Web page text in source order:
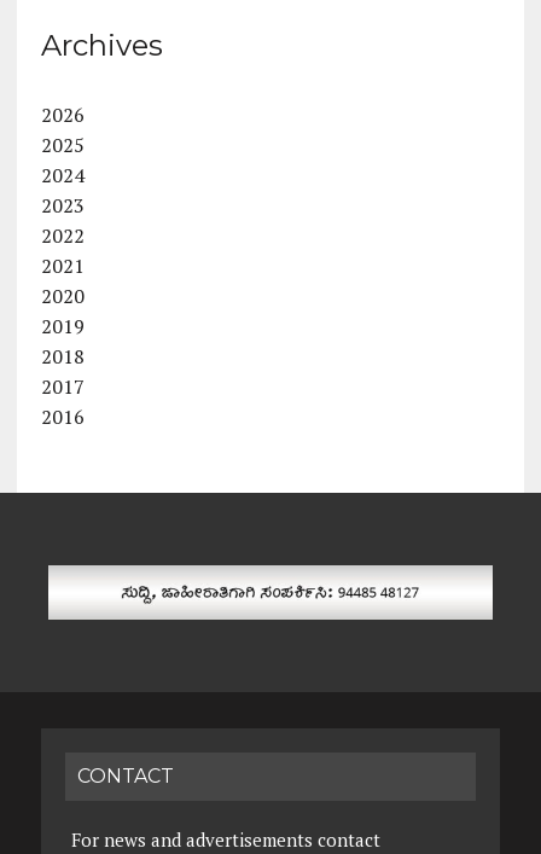
Archives
2026
2025
2024
2023
2022
2021
2020
2019
2018
2017
2016
CONTACT
For news and advertisements contact